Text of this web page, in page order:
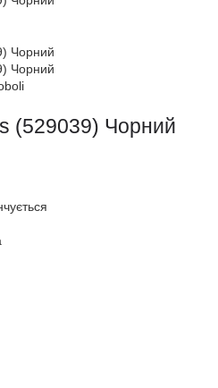
(529039) Чорний